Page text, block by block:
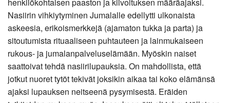
henkilökohtaisen paaston ja kilvoituksen määräajaksi.
Nasiirin vihkiytyminen Jumalalle edellytti ulkonaista
askeesia, erikoismerkkejä (ajamaton tukka ja parta) ja
sitoutumista rituaaliseen puhtauteen ja lainmukaiseen
rukous- ja jumalanpalveluselämään. Myöskin naiset
saattoivat tehdä nasiirilupauksia. On mahdollista, että
jotkut nuoret tytöt tekivät joksikin aikaa tai koko elämänsä
ajaksi lupauksen neitseenä pysymisestä. Eräiden